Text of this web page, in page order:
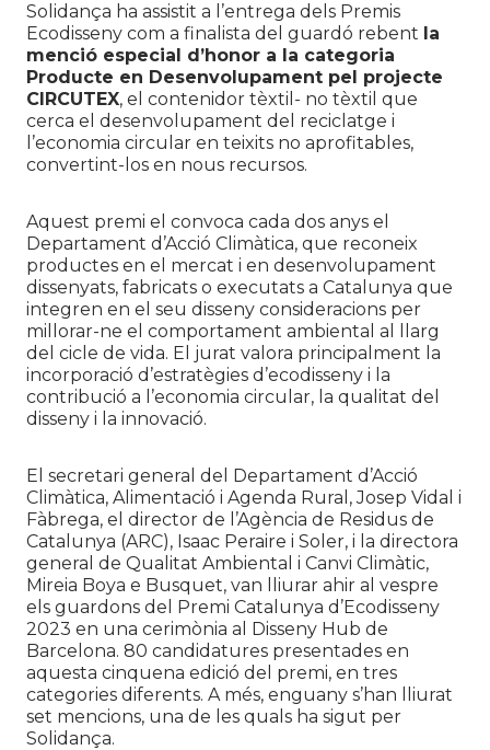
Solidança ha assistit a l’entrega dels Premis
Ecodisseny com a finalista del guardó rebent la
menció especial d’honor a la categoria
Producte en Desenvolupament pel projecte
CIRCUTEX, el contenidor tèxtil- no tèxtil que
cerca el desenvolupament del reciclatge i
l’economia circular en teixits no aprofitables,
convertint-los en nous recursos.
Aquest premi el convoca cada dos anys el
Departament d’Acció Climàtica, que reconeix
productes en el mercat i en desenvolupament
dissenyats, fabricats o executats a Catalunya que
integren en el seu disseny consideracions per
millorar-ne el comportament ambiental al llarg
del cicle de vida. El jurat valora principalment la
incorporació d’estratègies d’ecodisseny i la
contribució a l’economia circular, la qualitat del
disseny i la innovació.
El secretari general del Departament d’Acció
Climàtica, Alimentació i Agenda Rural, Josep Vidal i
Fàbrega, el director de l’Agència de Residus de
Catalunya (ARC), Isaac Peraire i Soler, i la directora
general de Qualitat Ambiental i Canvi Climàtic,
Mireia Boya e Busquet, van lliurar ahir al vespre
els guardons del Premi Catalunya d’Ecodisseny
2023 en una cerimònia al Disseny Hub de
Barcelona. 80 candidatures presentades en
aquesta cinquena edició del premi, en tres
categories diferents. A més, enguany s’han lliurat
set mencions, una de les quals ha sigut per
Solidança.